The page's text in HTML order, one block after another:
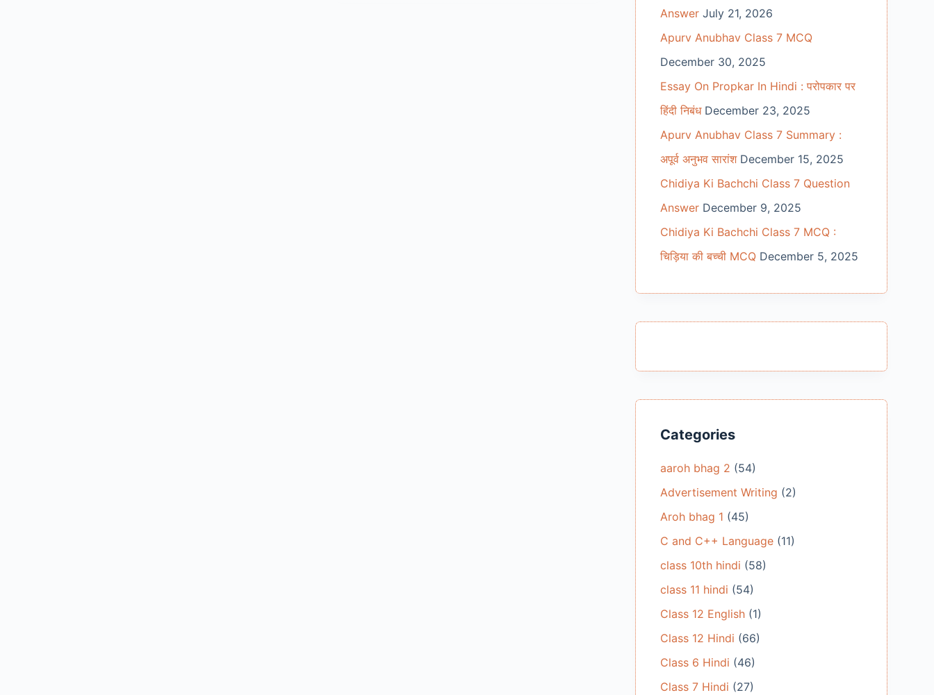
Answer July 21, 2026
Apurv Anubhav Class 7 MCQ
December 30, 2025
Essay On Propkar In Hindi : परोपकार पर
हिंदी निबंध December 23, 2025
Apurv Anubhav Class 7 Summary :
अपूर्व अनुभव सारांश December 15, 2025
Chidiya Ki Bachchi Class 7 Question
Answer December 9, 2025
Chidiya Ki Bachchi Class 7 MCQ :
चिड़िया की बच्ची MCQ December 5, 2025
Categories
aaroh bhag 2 (54)
Advertisement Writing (2)
Aroh bhag 1 (45)
C and C++ Language(11)
class 10th hindi (58)
class 11 hindi (54)
Class 12 English(1)
Class 12 Hindi (66)
Class 6 Hindi (46)
Class 7 Hindi (27)